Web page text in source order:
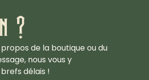
?
de la boutique ou du
nous vous y
délais !